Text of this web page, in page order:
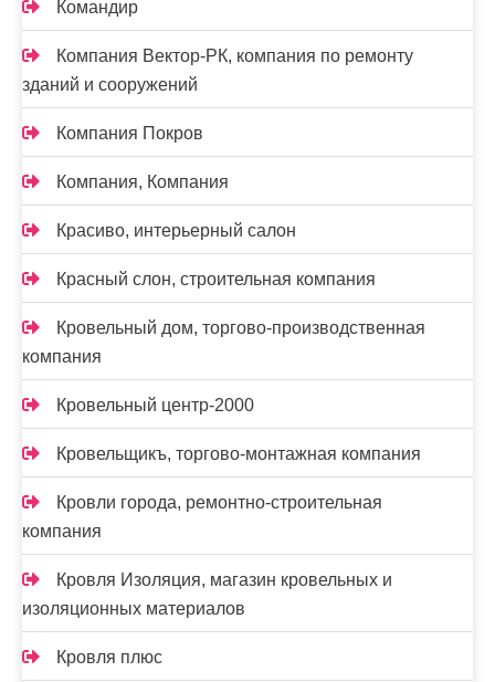
Командир
Компания Вектор-РК, компания по ремонту
зданий и сооружений
Компания Покров
Компания, Компания
Красиво, интерьерный салон
Красный слон, строительная компания
Кровельный дом, торгово-производственная
компания
Кровельный центр-2000
Кровельщикъ, торгово-монтажная компания
Кровли города, ремонтно-строительная
компания
Кровля Изоляция, магазин кровельных и
изоляционных материалов
Кровля плюс